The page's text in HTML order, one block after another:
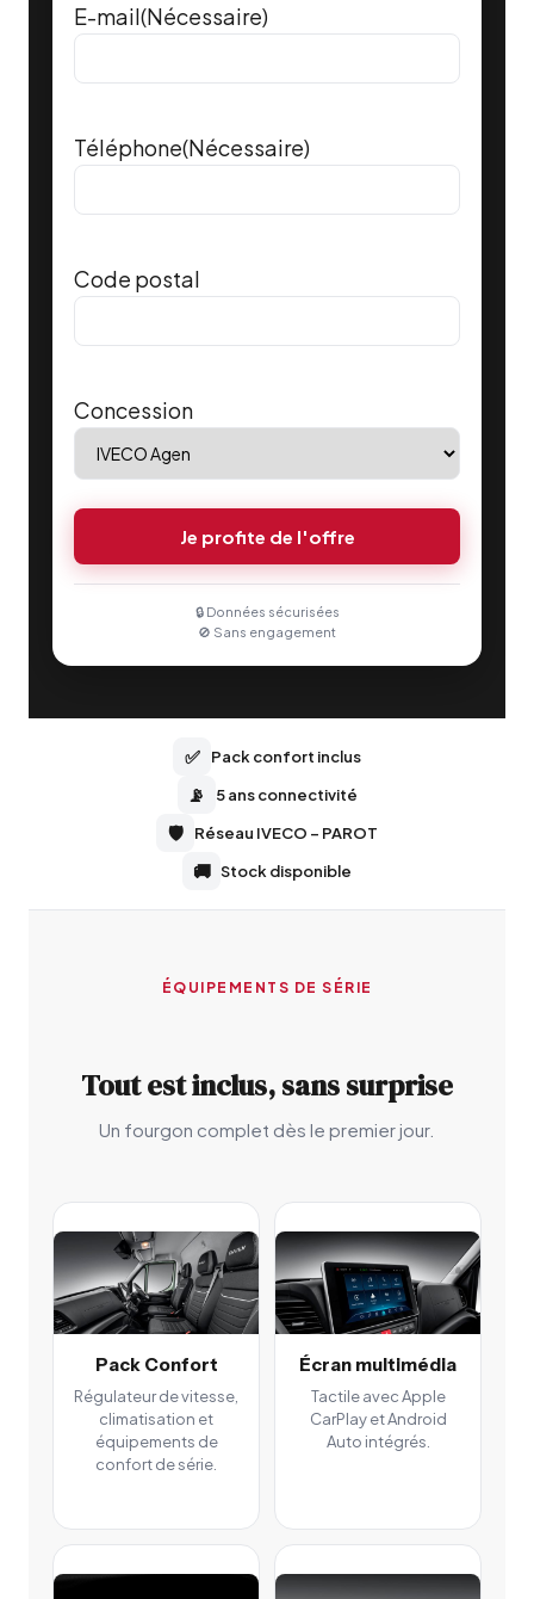
E-mail(Nécessaire)
Téléphone(Nécessaire)
Code postal
Concession
Je profite de l'offre
🔒 Données sécurisées
🚫 Sans engagement
✅ Pack confort inclus
📡 5 ans connectivité
🛡️ Réseau IVECO – PAROT
🚚 Stock disponible
ÉQUIPEMENTS DE SÉRIE
Tout est inclus, sans surprise
Un fourgon complet dès le premier jour.
Pack Confort
Régulateur de vitesse,
climatisation et
équipements de
confort de série.
Écran multimédia
Tactile avec Apple
CarPlay et Android
Auto intégrés.